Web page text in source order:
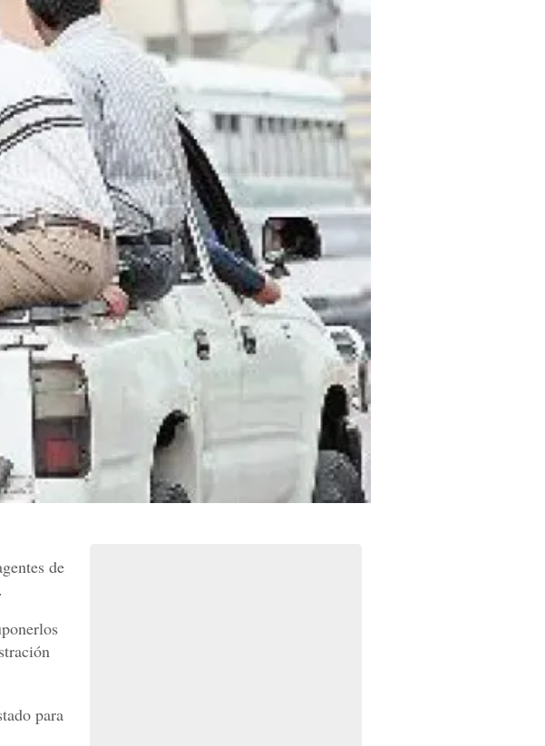
de
para